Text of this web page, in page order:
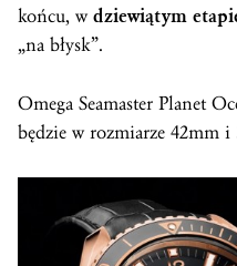
końcu, wdziewiątym
„na błysk”.
Omega Seamaster Planet
będzie w rozmiarze 42mm i